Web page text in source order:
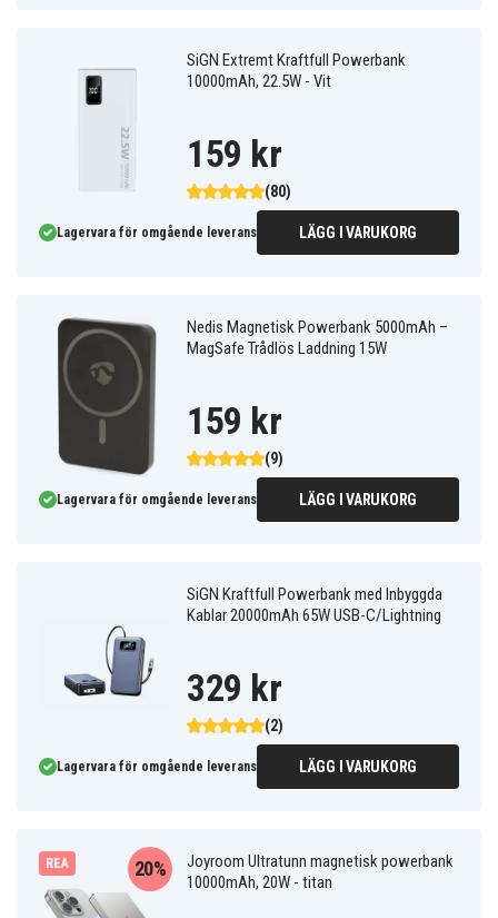
SiGN Extremt Kraftfull Powerbank
10000mAh, 22.5W - Vit
(80)
159 kr
Lagervara för omgående leverans LÄGG I VARUKORG
Nedis Magnetisk Powerbank 5000mAh –
MagSafe Trådlös Laddning 15W
(9)
159 kr
Lagervara för omgående leverans LÄGG I VARUKORG
SiGN Kraftfull Powerbank med Inbyggda
Kablar 20000mAh 65W USB-C/Lightning
(2)
329 kr
Lagervara för omgående leverans LÄGG I VARUKORG
REA
Joyroom Ultratunn magnetisk powerbank
10000mAh, 20W - titan
20%